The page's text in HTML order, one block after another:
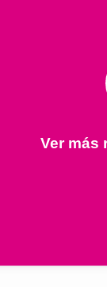
Ver más